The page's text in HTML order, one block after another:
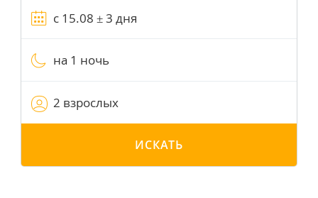
на 1 ночь
2 взрослых
ИСКАТЬ